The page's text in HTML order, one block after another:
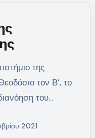
τον Β’, το
του…
2021